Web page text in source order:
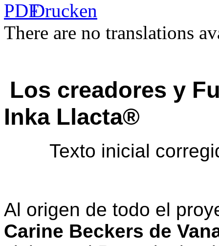
There are no translations
Los creadores y
Inka Llacta®
Texto inicial
Al origen de todo el
Carine Beckers de